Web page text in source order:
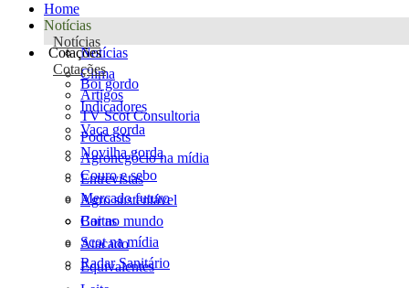
Home
Notícias
Notícias
Notícias
Clima
Artigos
TV Scot Consultoria
Podcasts
Agronegócio na mídia
Entrevistas
Agro sustentável
Cartas
Scot na mídia
Radar Sanitário
Cotações
Cotações
Boi gordo
Indicadores
Vaca gorda
Novilha gorda
Couro e sebo
Mercado futuro
Boi no mundo
Atacado
Equivalentes